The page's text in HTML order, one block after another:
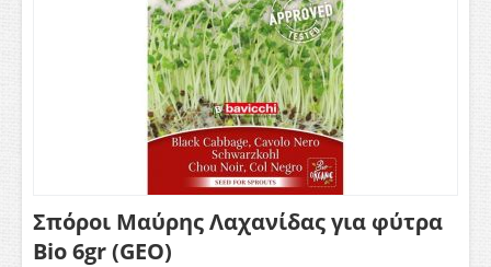
Σπόροι Μαύρης Λαχανίδας για φύτρα
Bio 6gr (GEO)